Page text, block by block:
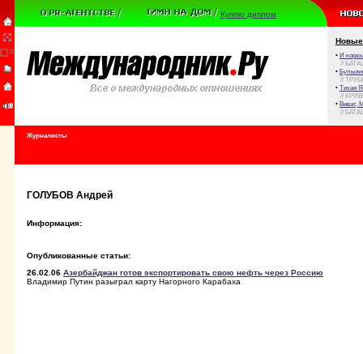
Куплю диплом
Новые
• И
//
•
//
• Тихая
//
• Виват,
//
Журналисты
ГОЛУБОВ Андрей
Информация:
Опубликованные статьи:
26.02.06 Азербайджан готов экспортировать свою нефть через Россию
Владимир Путин разыграл карту Нагорного Карабаха